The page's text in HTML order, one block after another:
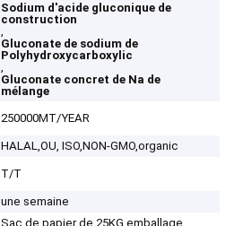
Sodium d'acide gluconique de
construction
,
Gluconate de sodium de
Polyhydroxycarboxylic
,
Gluconate concret de Na de
mélange
250000MT/YEAR
HALAL,OU, ISO,NON-GMO,organic
T/T
une semaine
Sac de papier de 25KG emballage